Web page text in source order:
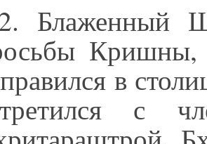
Блаженный
в
с